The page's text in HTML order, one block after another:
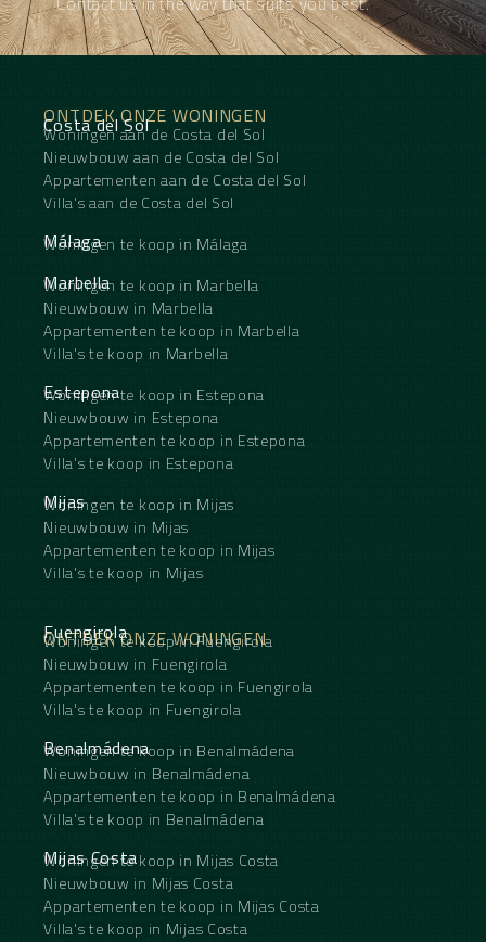
ONTDEK ONZE WONINGEN
Costa del Sol
Woningen aan de Costa del Sol
Nieuwbouw aan de Costa del Sol
Appartementen aan de Costa del Sol
Villa's aan de Costa del Sol
Málaga
Woningen te koop in Málaga
Marbella
Woningen te koop in Marbella
Nieuwbouw in Marbella
Appartementen te koop in Marbella
Villa's te koop in Marbella
Estepona
Woningen te koop in Estepona
Nieuwbouw in Estepona
Appartementen te koop in Estepona
Villa's te koop in Estepona
Mijas
Woningen te koop in Mijas
Nieuwbouw in Mijas
Appartementen te koop in Mijas
Villa's te koop in Mijas
ONTDEK ONZE WONINGEN
Fuengirola
Woningen te koop in Fuengirola
Nieuwbouw in Fuengirola
Appartementen te koop in Fuengirola
Villa's te koop in Fuengirola
Benalmádena
Woningen te koop in Benalmádena
Nieuwbouw in Benalmádena
Appartementen te koop in Benalmádena
Villa's te koop in Benalmádena
Mijas Costa
Woningen te koop in Mijas Costa
Nieuwbouw in Mijas Costa
Appartementen te koop in Mijas Costa
Villa's te koop in Mijas Costa